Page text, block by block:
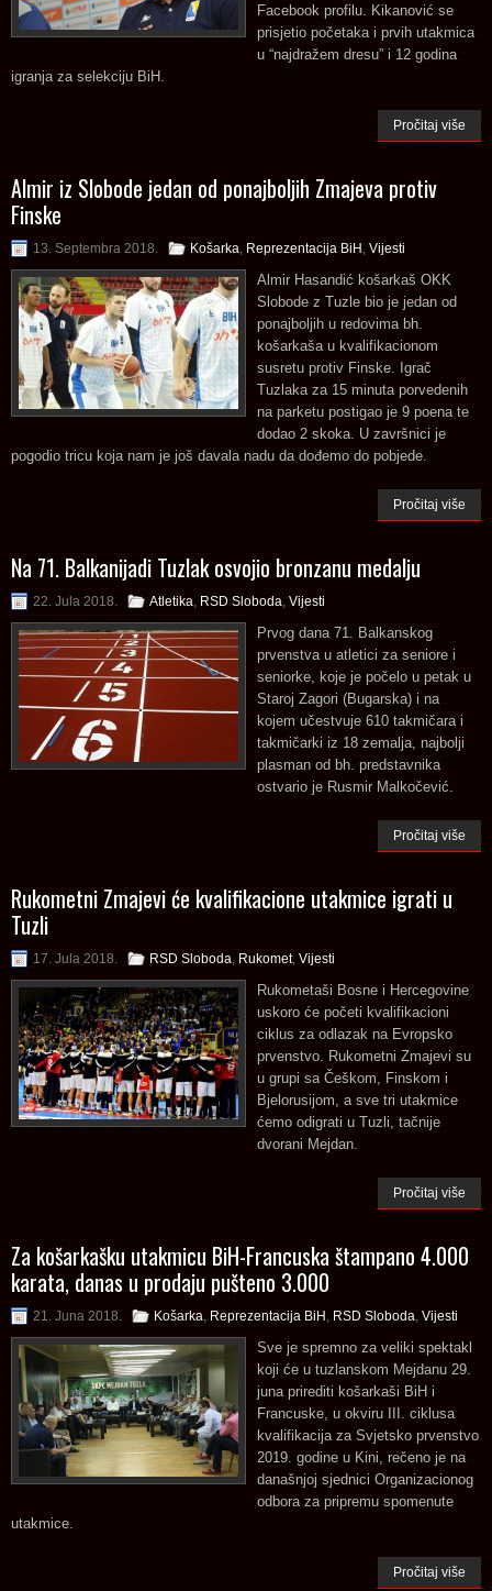
Facebook profilu. Kikanović se
prisjetio početaka i prvih utakmica
u “najdražem dresu” i 12 godina
igranja za selekciju BiH.
Pročitaj više
Almir iz Slobode jedan od ponajboljih Zmajeva protiv
Finske
13. Septembra 2018. Košarka Reprezentacija BiH Vijesti
Almir Hasandić košarkaš OKK
Slobode z Tuzle bio je jedan od
ponajboljih u redovima bh.
košarkaša u kvalifikacionom
susretu protiv Finske. Igrač
Tuzlaka za 15 minuta porvedenih
na parketu postigao je 9 poena te
dodao 2 skoka. U završnici je
pogodio tricu koja nam je još davala nadu da dođemo do pobjede.
Pročitaj više
Na 71. Balkanijadi Tuzlak osvojio bronzanu medalju
22. Jula 2018. Atletika RSD Sloboda Vijesti
Prvog dana 71. Balkanskog
prvenstva u atletici za seniore i
seniorke, koje je počelo u petak u
Staroj Zagori (Bugarska) i na
kojem učestvuje 610 takmičara i
takmičarki iz 18 zemalja, najbolji
plasman od bh. predstavnika
ostvario je Rusmir Malkočević.
Pročitaj više
Rukometni Zmajevi će kvalifikacione utakmice igrati u
Tuzli
17. Jula 2018. RSD Sloboda Rukomet, Vijesti
Rukometaši Bosne i Hercegovine
uskoro će početi kvalifikacioni
ciklus za odlazak na Evropsko
prvenstvo. Rukometni Zmajevi su
u grupi sa Češkom, Finskom i
Bjelorusijom, a sve tri utakmice
ćemo odigrati u Tuzli, tačnije
dvorani Mejdan.
Pročitaj više
Za košarkašku utakmicu BiH-Francuska štampano 4.000
karata, danas u prodaju pušteno 3.000
21. Juna 2018. Košarka Reprezentacija BiH RSD Sloboda Vijesti
Sve je spremno za veliki spektakl
koji će u tuzlanskom Mejdanu 29.
juna prirediti košarkaši BiH i
Francuske, u okviru III. ciklusa
kvalifikacija za Svjetsko prvenstvo
2019. godine u Kini, rečeno je na
današnjoj sjednici Organizacionog
odbora za pripremu spomenute
utakmice.
Pročitaj više